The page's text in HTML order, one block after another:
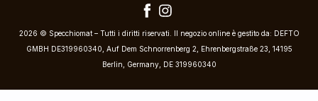
2026 © Specchiomat – Tutti i diritti riservati. Il negozio online è gestito da: DEFTO
GMBH DE319960340, Auf Dem Schnorrenberg 2, Ehrenbergstraße 23, 14195
Berlin, Germany, DE 319960340